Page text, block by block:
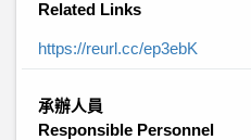
Related Links
https://reurl.cc/ep3ebK
承辦人員
Responsible Personnel